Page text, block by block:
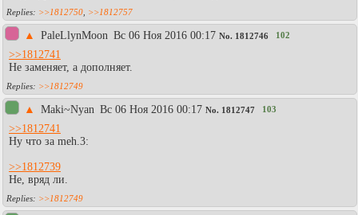
>>1812750 >>1812757
▲ PaleLlynMoon Вc 06 Ноя 2016 00:17 No. 1812746 102
>>1812741
Не заменяет, а дополняет.
>>1812749
▲ Maki~Nyan Вc 06 Ноя 2016 00:17 No. 1812747 103
>>1812741
Ну что за meh.3:
>>1812739
Не, вряд ли.
>>1812749